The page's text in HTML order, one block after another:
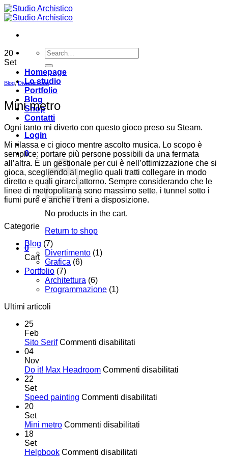
Salta
ai
Search
for:
Homepage
Lo studio
Portfolio
Blog
Shop
Contatti
Login
0
No products in the cart.
Return to shop
0
Cart
20
Set
Blog ,Divertimento
Mini metro
Ogni tanto mi diverto con questo gioco preso su Steam.
Mi rilassa e ci gioco mentre ascolto musica. Lo scopo è
semplice: portare più persone possibili da una fermata
all’altra. È un gestionale per cui è nell’ottimizzazione che si
gioca, scegliendo al meglio quali tratti collegare in modo
diretto e quali girarci attorno. Sempre considerando che le
linee di metropolitana sono massimo sette, i tunnel sotto i
fiumi pure e anche i treni a disposizione.
Categorie
Blog (7)
Divertimento (1)
Grafica (6)
Portfolio (7)
Architettura (6)
Programmazione (1)
Ultimi articoli
25
Feb
Sito Serif Commenti disabilitati
04
Nov
Do it! Max Headroom Commenti disabilitati
22
Set
Speed painting Commenti disabilitati
20
Set
Mini metro Commenti disabilitati
18
Set
Helpbook Commenti disabilitati